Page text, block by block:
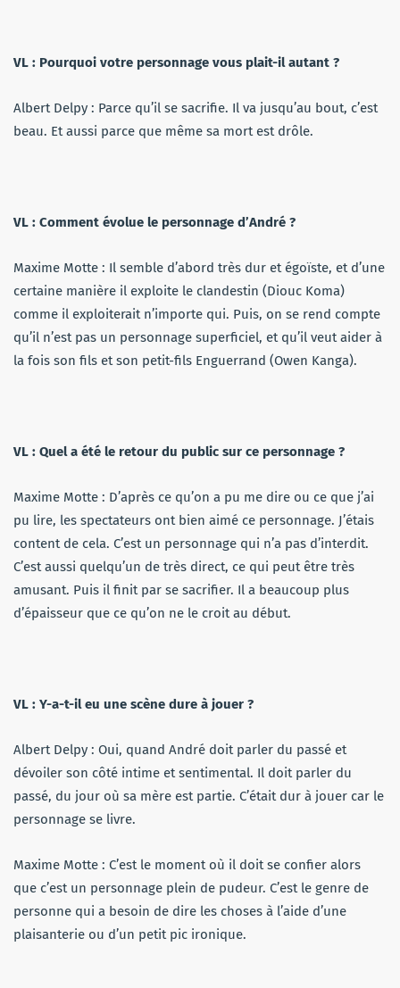
VL : Pourquoi votre personnage vous plait-il autant ?
Albert Delpy : Parce qu’il se sacrifie. Il va jusqu’au bout, c’est
beau. Et aussi parce que même sa mort est drôle.
VL : Comment évolue le personnage d’André ?
Maxime Motte : Il semble d’abord très dur et égoïste, et d’une
certaine manière il exploite le clandestin (Diouc Koma)
comme il exploiterait n’importe qui. Puis, on se rend compte
qu’il n’est pas un personnage superficiel, et qu’il veut aider à
la fois son fils et son petit-fils Enguerrand (Owen Kanga).
VL : Quel a été le retour du public sur ce personnage ?
Maxime Motte : D’après ce qu’on a pu me dire ou ce que j’ai
pu lire, les spectateurs ont bien aimé ce personnage. J’étais
content de cela. C’est un personnage qui n’a pas d’interdit.
C’est aussi quelqu’un de très direct, ce qui peut être très
amusant. Puis il finit par se sacrifier. Il a beaucoup plus
d’épaisseur que ce qu’on ne le croit au début.
VL : Y-a-t-il eu une scène dure à jouer ?
Albert Delpy : Oui, quand André doit parler du passé et
dévoiler son côté intime et sentimental. Il doit parler du
passé, du jour où sa mère est partie. C’était dur à jouer car le
personnage se livre.
Maxime Motte : C’est le moment où il doit se confier alors
que c’est un personnage plein de pudeur. C’est le genre de
personne qui a besoin de dire les choses à l’aide d’une
plaisanterie ou d’un petit pic ironique.